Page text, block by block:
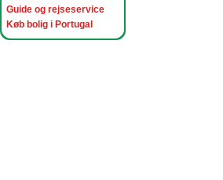
Guide og rejseservice
Køb bolig i Portugal